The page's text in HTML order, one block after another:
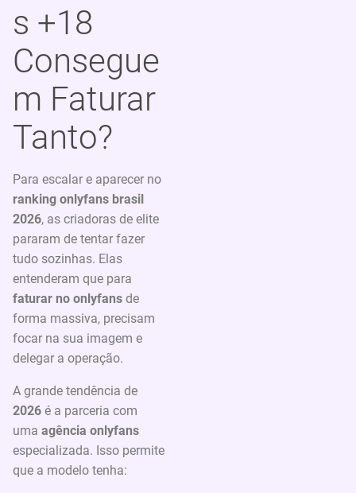
s +18
Consegue
m Faturar
Tanto?
Para escalar e aparecer no
ranking onlyfans brasil
2026, as criadoras de elite
pararam de tentar fazer
tudo sozinhas. Elas
entenderam que para
faturar no onlyfans de
forma massiva, precisam
focar na sua imagem e
delegar a operação.
A grande tendência de
2026 é a parceria com
uma agência onlyfans
especializada. Isso permite
que a modelo tenha: